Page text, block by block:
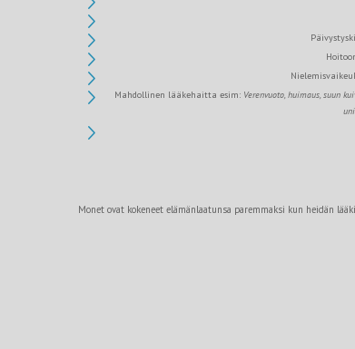
Mahdollinen lääkehaitta esim: Verenvuoto, huimaus, suun
u
Monet ovat kokeneet elämänlaatunsa paremmaksi kun heidän